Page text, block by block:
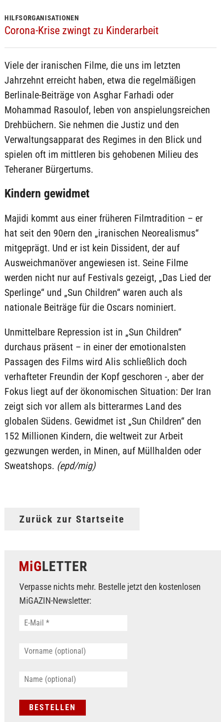
HILFSORGANISATIONEN
Corona-Krise zwingt zu Kinderarbeit
Viele der iranischen Filme, die uns im letzten
Jahrzehnt erreicht haben, etwa die regelmäßigen
Berlinale-Beiträge von Asghar Farhadi oder
Mohammad Rasoulof, leben von anspielungsreichen
Drehbüchern. Sie nehmen die Justiz und den
Verwaltungsapparat des Regimes in den Blick und
spielen oft im mittleren bis gehobenen Milieu des
Teheraner Bürgertums.
Kindern gewidmet
Majidi kommt aus einer früheren Filmtradition – er
hat seit den 90ern den „iranischen Neorealismus“
mitgeprägt. Und er ist kein Dissident, der auf
Ausweichmanöver angewiesen ist. Seine Filme
werden nicht nur auf Festivals gezeigt, „Das Lied der
Sperlinge“ und „Sun Children“ waren auch als
nationale Beiträge für die Oscars nominiert.
Unmittelbare Repression ist in „Sun Children“
durchaus präsent – in einer der emotionalsten
Passagen des Films wird Alis schließlich doch
verhafteter Freundin der Kopf geschoren -, aber der
Fokus liegt auf der ökonomischen Situation: Der Iran
zeigt sich vor allem als bitterarmes Land des
globalen Südens. Gewidmet ist „Sun Children“ den
152 Millionen Kindern, die weltweit zur Arbeit
gezwungen werden, in Minen, auf Müllhalden oder
Sweatshops. (epd/mig)
Zurück zur Startseite
MiGLETTER
Verpasse nichts mehr. Bestelle jetzt den kostenlosen
MiGAZIN-Newsletter: